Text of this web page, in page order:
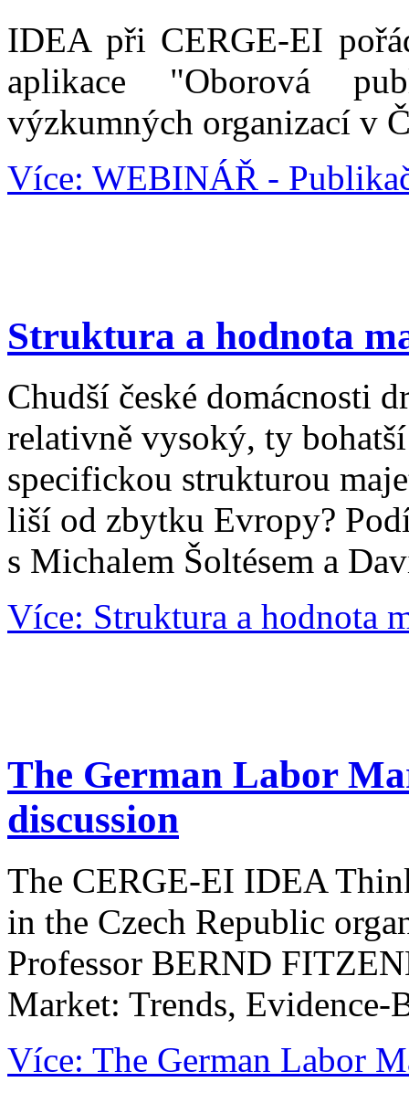
IDEA při CERGE-EI
aplikace "Oborová
výzkumných organizací v
Více: WEBINÁŘ -
Struktura a hodnota
Chudší české domácnosti
relativně vysoký, ty
specifickou strukturou
liší od zbytku Evropy?
s Michalem Šoltésem a
Více: Struktura a hodnota
The German Labor
discussion
The CERGE-EI IDEA
in the Czech Republic
Professor BERND
Market: Trends, Evidence-
Více: The German Labor